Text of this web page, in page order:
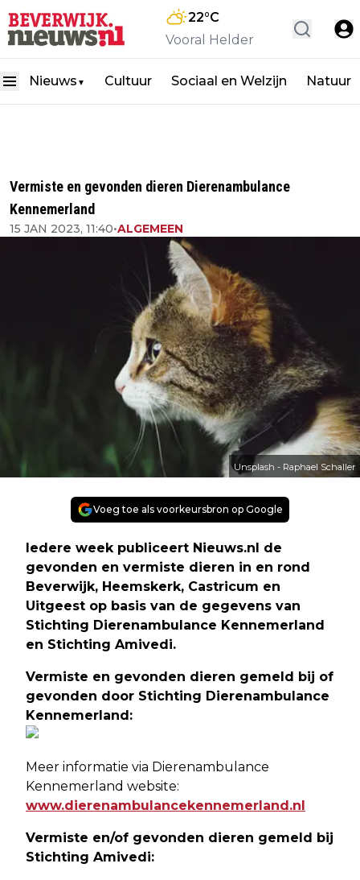
22°C
Vooral Helder
Nieuws ▼ Cultuur Sociaal en Welzijn Natuur
Vermiste en gevonden dieren Dierenambulance
Kennemerland
15 JAN 2023, 11:40•ALGEMEEN
Unsplash - Raphael Schaller
Voeg toe als voorkeursbron op Google
Iedere week publiceert Nieuws.nl de
gevonden en vermiste dieren in en rond
Beverwijk, Heemskerk, Castricum en
Uitgeest op basis van de gegevens van
Stichting Dierenambulance Kennemerland
en Stichting Amivedi.
Vermiste en gevonden dieren gemeld bij of
gevonden door Stichting Dierenambulance
Kennemerland:
Meer informatie via Dierenambulance
Kennemerland website:
www.dierenambulancekennemerland.nl
Vermiste en/of gevonden dieren gemeld bij
Stichting Amivedi: